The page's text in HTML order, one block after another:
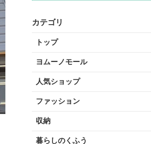
カテゴリ
トップ
ヨムーノモール
人気ショップ
ファッション
収納
暮らしのくふう